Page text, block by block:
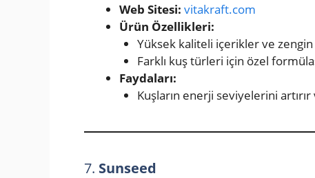
Web Sitesi: vitakraft.com
Ürün Özellikleri:
Yüksek kaliteli içerikler ve
Farklı kuş türleri için özel
Faydaları:
Kuşların enerji seviyelerini artırır
7. Sunseed